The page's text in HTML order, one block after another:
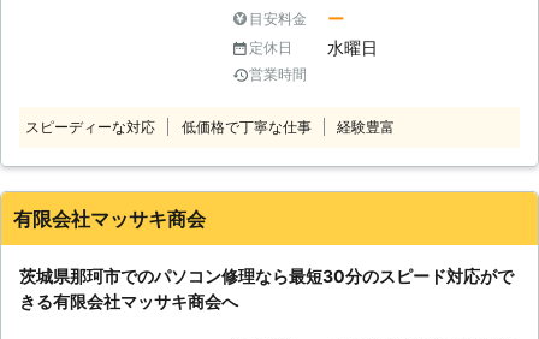
しておりますので、お気軽にお問い合
わせください。
源が付かなかったり、動作が重くなっ
たりすることがあります。 「パソコ
ンの動作が重くて、仕事に支障をきた
ーで何も動作ができない」 上記のよ
社は茨城県お住いのお客様を中心にパ
ソコン修理のご依頼を承っています。
目安料金 ー
定休日 水曜日
営業時間
スピーディーな対応 低価格で丁寧な仕事 経験豊富
有限会社マッサキ商会
茨城県那珂市でのパソコン修理なら最短30分のスピード対応がで
きる有限会社マッサキ商会へ